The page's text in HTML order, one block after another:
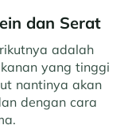
dan Serat
adalah
yang tinggi
nantinya akan
dengan cara